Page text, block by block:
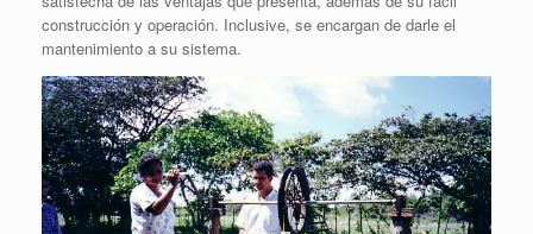
construcción y operación. Inclusive, se encargan de darle el
mantenimiento a su sistema.